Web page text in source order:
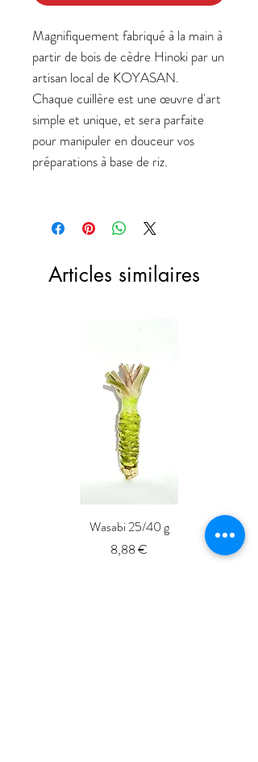
Magnifiquement fabriqué à la main à
partir de bois de cèdre Hinoki par un
artisan local de KOYASAN.
Chaque cuillère est une œuvre d'art
simple et unique, et sera parfaite
pour manipuler en douceur vos
préparations à base de riz.
Articles similaires
Wasabi 25/40 g
Prix
8,88 €